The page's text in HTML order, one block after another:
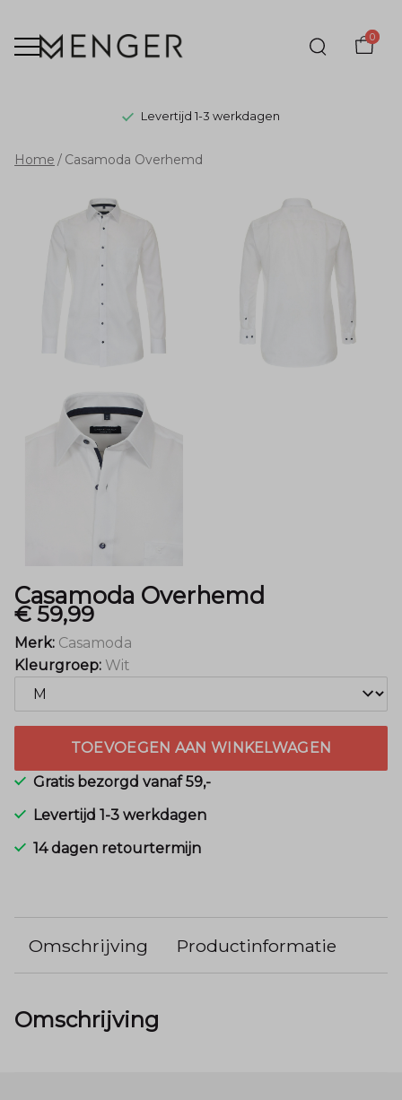
0
Levertijd 1-3 werkdagen
Casamoda
Overhemd
Menger
Mode
Home Casamoda Overhemd
Casamoda Overhemd
€ 59,99
Merk: Casamoda
Kleurgroep: Wit
TOEVOEGEN AAN WINKELWAGEN
Gratis bezorgd vanaf 59,-
Levertijd 1-3 werkdagen
14 dagen retourtermijn
Omschrijving Productinformatie
Omschrijving